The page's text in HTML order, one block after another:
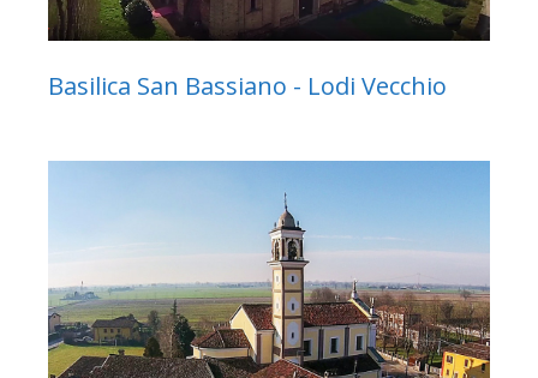
Basilica San Bassiano - Lodi Vecchio